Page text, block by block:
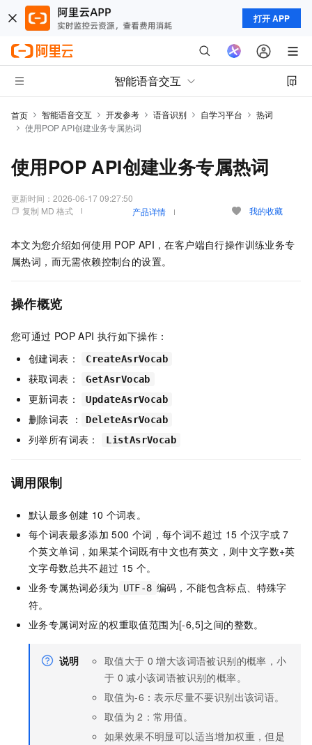
打开 APP
智能语音交互
首页 智能语音交互 开发参考 语音识别 自学习平台
热词
使用POP API创建业务专属热词
使用POP API创建业务专属热词
更新时间： 2026-06-17 09:27:50
复制 MD 格式
产品详情 我的收藏
本文为您介绍如何使用 POP API，在客户端自行操作训练业务专
属热词，而无需依赖控制台的设置。
操作概览
您可通过 POP API 执行如下操作：
创建词表：
CreateAsrVocab
获取词表： GetAsrVocab
更新词表： UpdateAsrVocab
删除词表 ： DeleteAsrVocab
列举所有词表： ListAsrVocab
调用限制
默认最多创建 10 个词表。
每个词表最多添加 500 个词，每个词不超过 15 个汉字或 7
个英文单词，如果某个词既有中文也有英文，则中文字数+英
文字母数总共不超过 15 个。
业务专属热词必须为 UTF-8 编码，不能包含标点、特殊字
符。
业务专属词对应的权重取值范围为[-6,5]之间的整数。
说明 取值大于 0 增大该词语被识别的概率，小
于 0 减小该词语被识别的概率。
取值为-6：表示尽量不要识别出该词语。
取值为 2：常用值。
如果效果不明显可以适当增加权重，但是